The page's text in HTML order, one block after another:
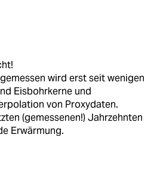
wird erst seit wenigen
Eisbohrkerne und
von Proxydaten.
(gemessenen!) Jahrzehnten
Erwärmung.